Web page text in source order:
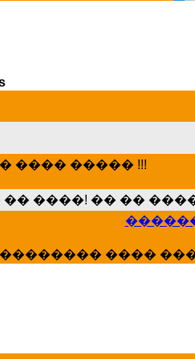
��� ��������
��� ����� ���
�������� ����